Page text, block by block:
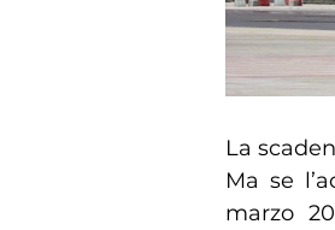
La
Ma se
marzo